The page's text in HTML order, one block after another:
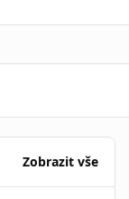
Zobrazit vše